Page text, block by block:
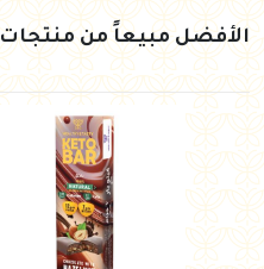
الأفضل مبيعاً من